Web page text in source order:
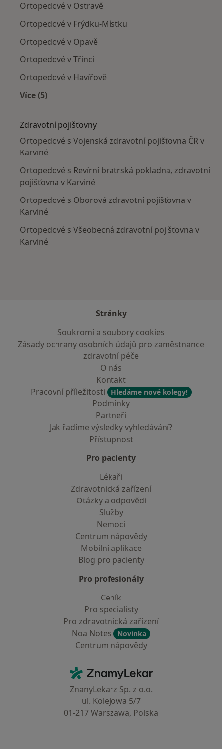
Ortopedové v Ostravě
Ortopedové v Frýdku-Místku
Ortopedové v Opavě
Ortopedové v Třinci
Ortopedové v Havířově
Více (5)
Zdravotní pojišťovny
Ortopedové s Vojenská zdravotní pojišťovna ČR v
Karviné
Ortopedové s Revírní bratrská pokladna, zdravotní
pojišťovna v Karviné
Ortopedové s Oborová zdravotní pojišťovna v
Karviné
Ortopedové s Všeobecná zdravotní pojišťovna v
Karviné
Stránky
Soukromí a soubory cookies
Zásady ochrany osobních údajů pro zaměstnance
zdravotní péče
O nás
Kontakt
Pracovní příležitosti
Hledáme nové kolegy!
Podmínky
Partneři
Jak řadíme výsledky vyhledávání?
Přístupnost
Pro pacienty
Lékaři
Zdravotnická zařízení
Otázky a odpovědi
Služby
Nemoci
Centrum nápovědy
Mobilní aplikace
Blog pro pacienty
Pro profesionály
Ceník
Pro specialisty
Pro zdravotnická zařízení
Noa Notes
Novinka
Centrum nápovědy
ZnamyLekar - Hlavní stránka
ZnanyLekarz Sp. z o.o.
ul. Kolejowa 5/7
01-217 Warszawa, Polska